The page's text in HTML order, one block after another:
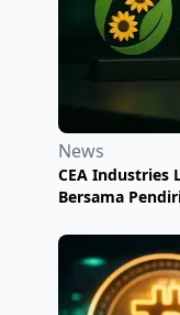
News
CEA Industries
Bersama